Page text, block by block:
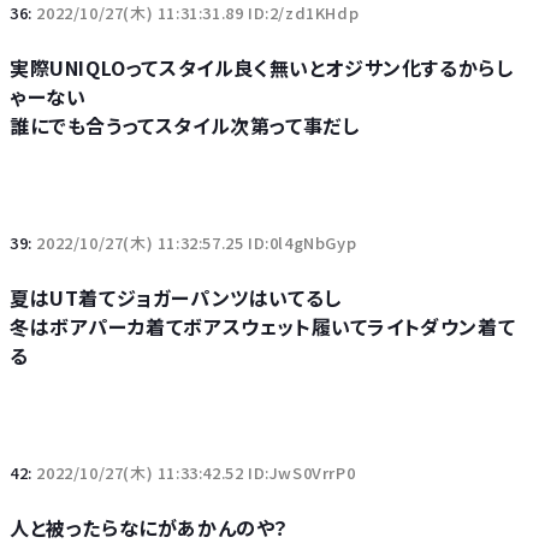
36: 2022/10/27(木) 11:31:31.89 ID:2/zd1KHdp
実際UNIQLOってスタイル良く無いとオジサン化するからし
ゃーない
誰にでも合うってスタイル次第って事だし
39: 2022/10/27(木) 11:32:57.25 ID:0l4gNbGyp
夏はUT着てジョガーパンツはいてるし
冬はボアパーカ着てボアスウェット履いてライトダウン着て
る
42: 2022/10/27(木) 11:33:42.52 ID:JwS0VrrP0
人と被ったらなにがあかんのや？